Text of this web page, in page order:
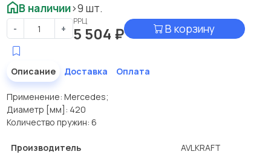
В наличии>9 шт.
- +
РРЦ
5 504 ₽ В корзину
Описание Доставка Оплата
Применение: Mercedes;
Диаметр [мм]: 420
Количество пружин: 6
Производитель
AVLKRAFT